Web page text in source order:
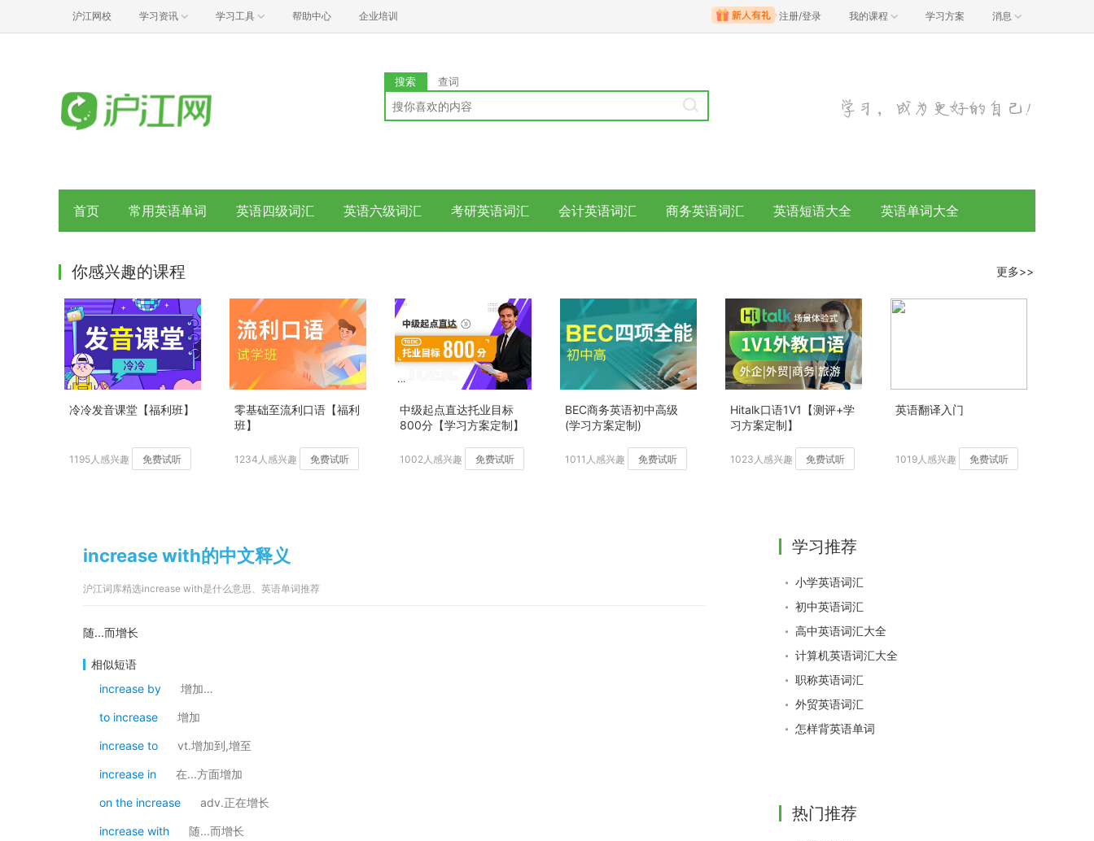
沪江网校 学习资讯 学习工具 帮助中心 企业培训 注册/登录 我的课程 学习方案 消息
搜索 查词
首页 常用英语单词 英语四级词汇 英语六级词汇 考研英语词汇 会计英语词汇 商务英语词汇 英语短语大全 英语单词大全
你感兴趣的课程 更多>>
冷冷发音课堂【福利班】
1195人感兴趣 免费试听
零基础至流利口语【福利
班】
1234人感兴趣 免费试听
中级起点直达托业目标
800分【学习方案定制】
1002人感兴趣 免费试听
BEC商务英语初中高级
(学习方案定制)
1011人感兴趣 免费试听
Hitalk口语1V1【测评+学
习方案定制】
1023人感兴趣 免费试听
英语翻译入门
1019人感兴趣 免费试听
increase with的中文释义
沪江词库精选increase with是什么意思、英语单词推荐
随...而增长
相似短语
increase by
增加…
to increase 增加
increase to vt.增加到,增至
increase in 在...方面增加
on the increase adv.正在增长
increase with 随...而增长
学习推荐
小学英语词汇
初中英语词汇
高中英语词汇大全
计算机英语词汇大全
职称英语词汇
外贸英语词汇
怎样背英语单词
热门推荐